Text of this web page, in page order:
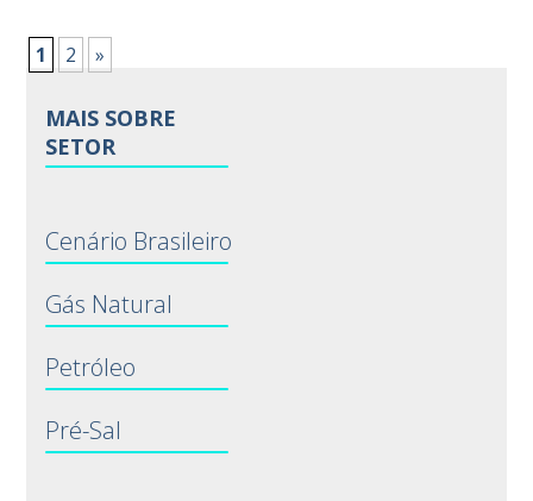
1 2 »
MAIS SOBRE
SETOR
Cenário Brasileiro
Gás Natural
Petróleo
Pré-Sal